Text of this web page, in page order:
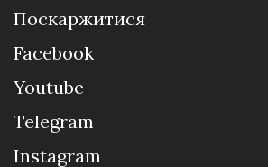
Поскаржитися
Facebook
Youtube
Telegram
Instagram